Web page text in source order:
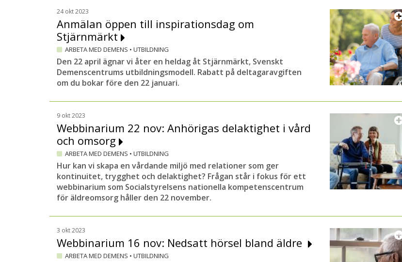
24 okt 2023
Anmälan öppen till inspirationsdag om
Stjärnmärkt
ARBETA MED DEMENS • UTBILDNING
Den 22 april ägnar vi åter en heldag åt Stjärnmärkt, Svenskt
Demenscentrums utbildningsmodell. Rabatt på deltagaravgiften
om du bokar före den 22 januari.
9 okt 2023
Webbinarium 22 nov: Anhörigas delaktighet i vård
och omsorg
ARBETA MED DEMENS • UTBILDNING
Hur kan vi skapa en vårdande miljö med relationer som ger
kontinuitet, trygghet och delaktighet? Frågan står i fokus för ett
webbinarium som Socialstyrelsens nationella kompetenscentrum
för äldreomsorg håller den 22 november.
3 okt 2023
Webbinarium 16 nov: Nedsatt hörsel bland äldre
ARBETA MED DEMENS • UTBILDNING